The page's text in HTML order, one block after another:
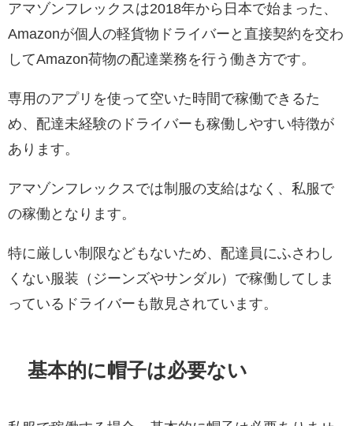
アマゾンフレックスは2018年から日本で始まった、
Amazonが個人の軽貨物ドライバーと直接契約を交わ
してAmazon荷物の配達業務を行う働き方です。
専用のアプリを使って空いた時間で稼働できるた
め、配達未経験のドライバーも稼働しやすい特徴が
あります。
アマゾンフレックスでは制服の支給はなく、私服で
の稼働となります。
特に厳しい制限などもないため、配達員にふさわし
くない服装（ジーンズやサンダル）で稼働してしま
っているドライバーも散見されています。
基本的に帽子は必要ない